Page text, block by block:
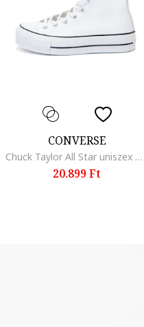
CONVERSE
Chuck Taylor All Star uniszex magas szárú flatform bőr tornacipő
20.899 Ft